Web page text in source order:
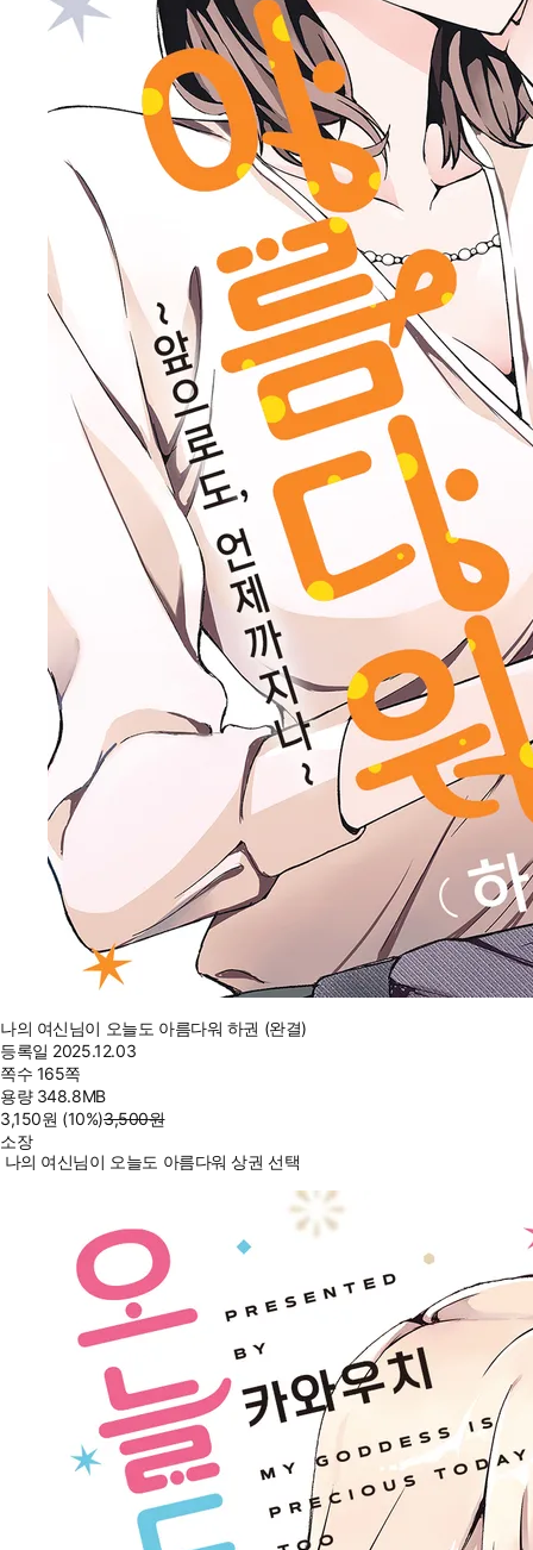
나의 여신님이 오늘도 아름다워 하권 (완결)
등록일 2025.12.03
쪽수 165쪽
용량 348.8MB
3,150원 (10%)3,500원
소장
나의 여신님이 오늘도 아름다워 상권 선택